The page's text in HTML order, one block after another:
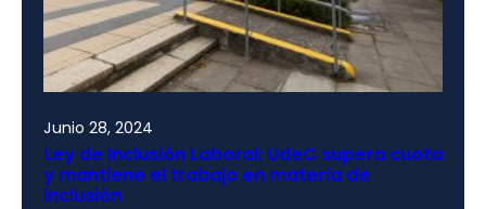
Junio 28, 2024
Ley de Inclusión Laboral: UdeC supera cuota
y mantiene el trabajo en materia de
inclusión